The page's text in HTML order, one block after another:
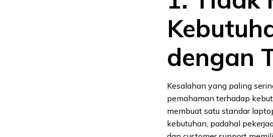
dengan
Kesalahan yang paling
pemahaman terhadap
membuat satu standar
kebutuhan, padahal